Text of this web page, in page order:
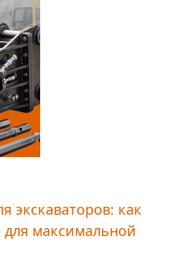
экскаваторов: как
максимальной